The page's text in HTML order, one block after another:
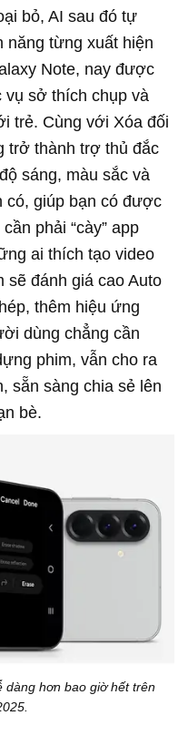
bỏ, AI sau đó tự
năng từng xuất hiện
Note, nay được
vụ sở thích chụp và
trẻ. Cùng với Xóa đối
trở thành trợ thủ đắc
sáng, màu sắc và
có, giúp bạn có được
phải “cày” app
ai thích tạo video
sẽ đánh giá cao Auto
thêm hiệu ứng
dùng chẳng cần
phim, vẫn cho ra
sẵn sàng chia sẻ lên
bè.
dàng hơn bao giờ hết trên